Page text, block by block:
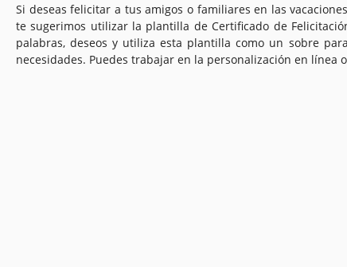
Si deseas felicitar a tus amigos o familiares en las
te sugerimos utilizar la plantilla de Certificado de
palabras, deseos y utiliza esta plantilla como un sobre
necesidades. Puedes trabajar en la personalización en línea